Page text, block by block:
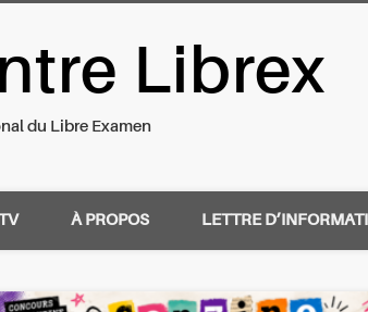
Examen
Librex
du Libre Examen
À PROPOS LETTRE